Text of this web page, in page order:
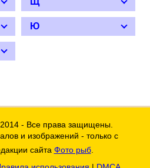
Ю
- Все права защищены.
и изображений - только с
сайта Фото рыб.